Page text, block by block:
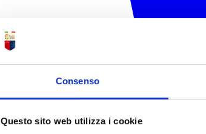
Consenso
Questo sito web utilizza i cookie